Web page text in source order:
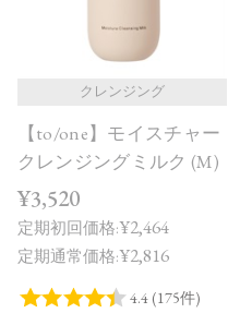
クレンジング
【to/one】モイスチャー
クレンジングミルク (M)
¥3,520
定期初回価格:¥2,464
定期通常価格:¥2,816